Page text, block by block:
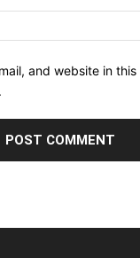
and website in